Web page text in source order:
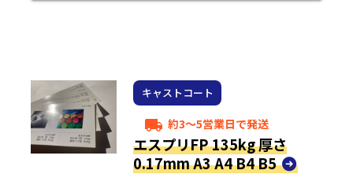
キャストコート
local_shipping 約3～5営業日で発送
エスプリFP 135kg 厚さ
0.17mm A3 A4 B4 B5